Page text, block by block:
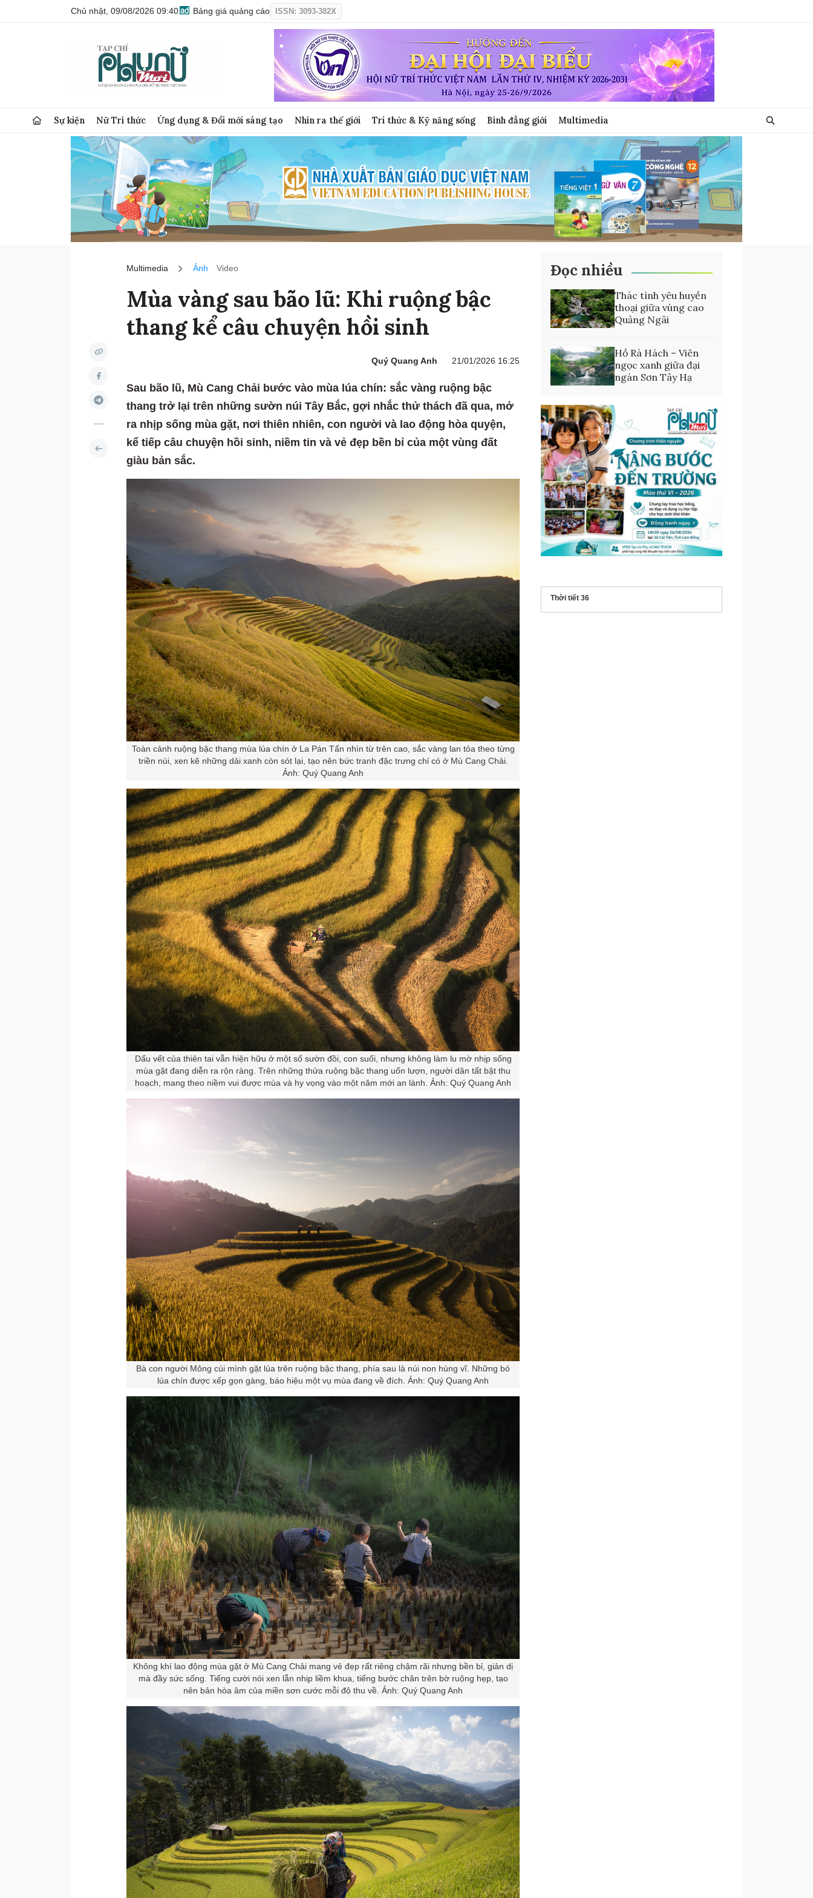
Chủ nhật, 09/08/2026 09:40 Bảng giá quảng cáo ISSN: 3093-382X
Sự kiện Nữ Trí thức Ứng dụng & Đổi mới sáng tạo Nhìn ra thế giới Tri thức & Kỹ năng sống Bình đẳng giới Multimedia
Multimedia Ảnh Video
Mùa vàng sau bão lũ: Khi ruộng bậc
thang kể câu chuyện hồi sinh
Quý Quang Anh 21/01/2026 16:25
Sau bão lũ, Mù Cang Chải bước vào mùa lúa chín: sắc vàng ruộng bậc
thang trở lại trên những sườn núi Tây Bắc, gợi nhắc thử thách đã qua, mở
ra nhịp sống mùa gặt, nơi thiên nhiên, con người và lao động hòa quyện,
kể tiếp câu chuyện hồi sinh, niềm tin và vẻ đẹp bền bỉ của một vùng đất
giàu bản sắc.
Toàn cảnh ruộng bậc thang mùa lúa chín ở La Pán Tẩn nhìn từ trên cao, sắc vàng lan tỏa theo từng
triền núi, xen kẽ những dải xanh còn sót lại, tạo nên bức tranh đặc trưng chỉ có ở Mù Cang Chải.
Ảnh: Quý Quang Anh
Dấu vết của thiên tai vẫn hiện hữu ở một số sườn đồi, con suối, nhưng không làm lu mờ nhịp sống
mùa gặt đang diễn ra rộn ràng. Trên những thửa ruộng bậc thang uốn lượn, người dân tất bật thu
hoạch, mang theo niềm vui được mùa và hy vọng vào một năm mới an lành. Ảnh: Quý Quang Anh
Bà con người Mông cúi mình gặt lúa trên ruộng bậc thang, phía sau là núi non hùng vĩ. Những bó
lúa chín được xếp gọn gàng, báo hiệu một vụ mùa đang về đích. Ảnh: Quý Quang Anh
Không khí lao động mùa gặt ở Mù Cang Chải mang vẻ đẹp rất riêng chậm rãi nhưng bền bỉ, giản dị
mà đầy sức sống. Tiếng cười nói xen lẫn nhịp liềm khua, tiếng bước chân trên bờ ruộng hẹp, tạo
nên bản hòa âm của miền sơn cước mỗi độ thu về. Ảnh: Quý Quang Anh
Đọc nhiều
Thác tình yêu huyền
thoại giữa vùng cao
Quảng Ngãi
Hồ Rà Hách – Viên
ngọc xanh giữa đại
ngàn Sơn Tây Hạ
Thời tiết 36